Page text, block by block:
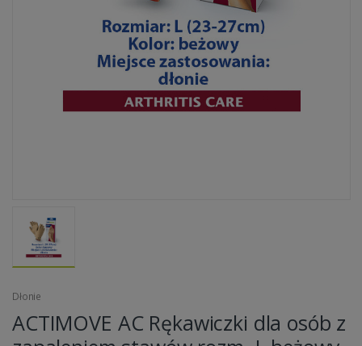
Dłonie
ACTIMOVE AC Rękawiczki dla osób z